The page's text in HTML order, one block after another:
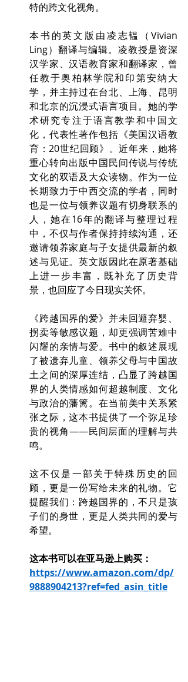
特的跨文化视角。
本书的英文版由凌志韫（Vivian
Ling）翻译与编辑。凌教授是资深
汉学家、汉语教育家和翻译家，曾
任教于奥柏林学院和印第安纳大
学，并主持过在台北、上海、昆明
和北京的沉浸式语言项目。她的学
术研究专注于语言教学和中国文
化，代表性著作包括《美国汉语教
育：20世纪回顾》。近年来，她将
重心转向出版中国民间传说与传统
文化的双语及大众读物。作为一位
长期致力于中西交流的学者，同时
也是一位与领养议题有切身联系的
人，她在16年的翻译与整理过程
中，不仅与作者保持持续沟通，还
邀请领养家庭与子女提供最新的叙
述与见证。英文版因此在原著基础
上进一步丰富，既补充了历史背
景，也回应了今日现实关怀。
《跨越国界的爱》并未回避弃婴、
拐卖等敏感议题，却更强调苦难中
闪耀的亲情与爱。书中的叙述展现
了被遗弃儿童、领养父母与中国故
土之间的深厚连结，凸显了跨越国
界的人类情感如何超越制度、文化
与政治的藩篱。在当前美中关系紧
张之际，这本书提供了一个弥足珍
贵的视角——民间层面的理解与共
鸣。
这不仅是一部关于特殊历史的回
顾，更是一份写给未来的礼物。它
提醒我们：跨越国界的，不只是孩
子们的身世，更是人类共同的爱与
希望。
这本书可以在亚马逊上购买：
https://www.amazon.com/dp/
9888904213?ref=fed_asin_title